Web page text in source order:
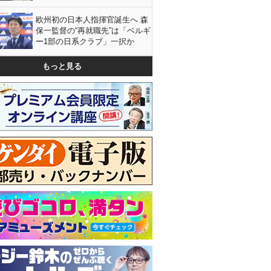
欧州初の日本人指揮官誕生へ 森
保一監督の“再就職先”は「ベルギ
ー1部の日系クラブ」一択か
もっと見る